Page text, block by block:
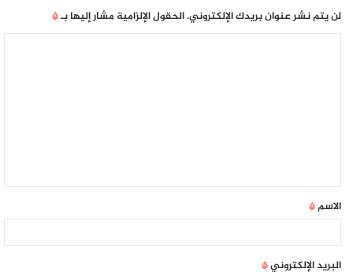
لن يتم نشر عنوان بريدك الإلكتروني.الحقول الإلزامية مشار إليها بـ*
الاسم*
البريد الإلكتروني*